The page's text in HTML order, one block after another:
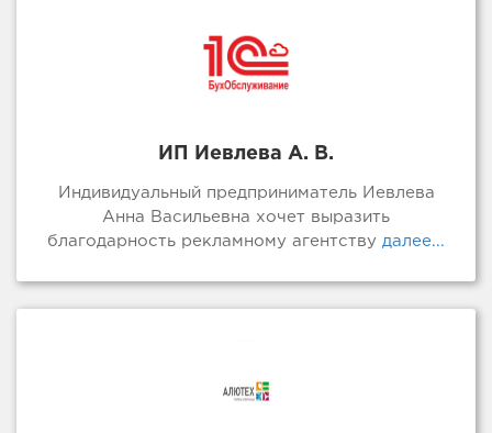
ИП Иевлева А. В.
Индивидуальный предприниматель Иевлева
Анна Васильевна хочет выразить
благодарность рекламному агентству далее...